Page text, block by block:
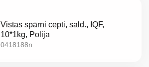
Vistas spārni cepti, sald., IQF,
10*1kg, Polija
0418188n